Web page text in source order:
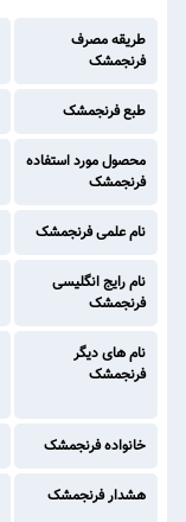
طریقه مصرف
فرنجمشک
طبع فرنجمشک
محصول مورد استفاده
فرنجمشک
نام علمی فرنجمشک
نام رایج انگلیسی
فرنجمشک
نام های دیگر
فرنجمشک
خانواده فرنجمشک
هشدار فرنجمشک